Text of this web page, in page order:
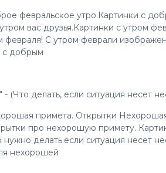
февральское утро.Картинки с
вас друзья.Картинки с утром
февраля! С утром феврали
с добрым
(Что делать, если ситуация несет
примета. Открытки
про нехорошую примету.
нужно делать.если ситуация несет
нехорошей